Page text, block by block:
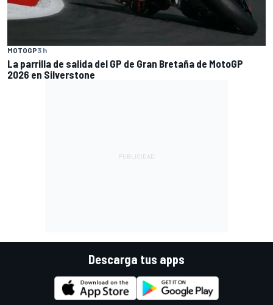
MOTOGP3 h
La parrilla de salida del GP de Gran Bretaña de MotoGP
2026 en Silverstone
Descarga tus apps